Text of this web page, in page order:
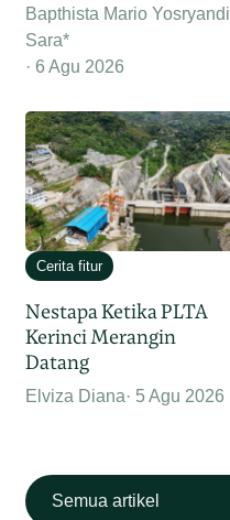
Bapthista Mario Yosryandi
Sara*
6 Agu 2026
Cerita fitur
Nestapa Ketika PLTA
Kerinci Merangin
Datang
Elviza Diana 5 Agu 2026
Semua artikel